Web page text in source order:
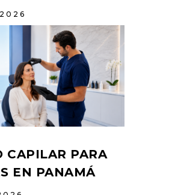
CAPILAR PARA
EN PANAMÁ